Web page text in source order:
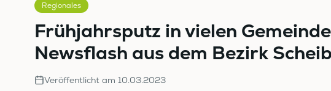
Regionales
Frühjahrsputz in vielen
Newsflash aus dem Bezirk
Veröffentlicht am 10.03.2023